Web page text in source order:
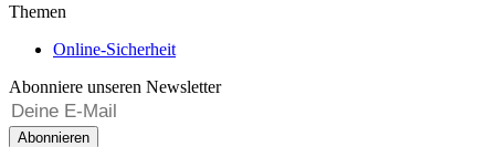
Themen
Online-Sicherheit
Abonniere unseren Newsletter
Abonnieren